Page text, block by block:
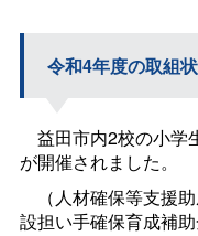
令和4年度の取組
益田市内2校の小学
が開催されました。
（人材確保等支援
設担い手確保育成補